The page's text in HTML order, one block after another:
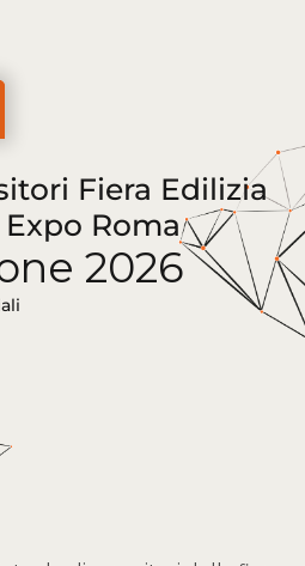
Fiera Edilizia
Roma
2026